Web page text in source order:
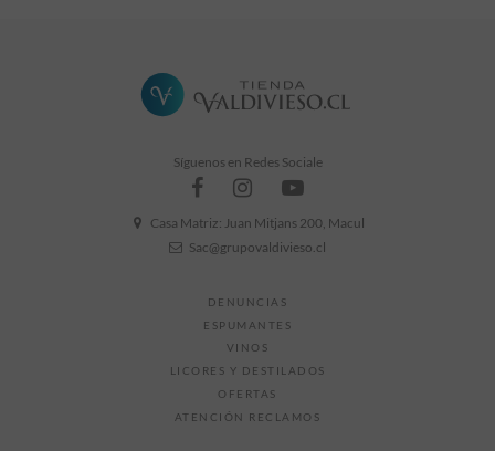
Síguenos en Redes Sociale
Casa Matriz: Juan Mitjans 200, Macul
Sac@grupovaldivieso.cl
DENUNCIAS
ESPUMANTES
VINOS
LICORES Y DESTILADOS
OFERTAS
ATENCIÓN RECLAMOS